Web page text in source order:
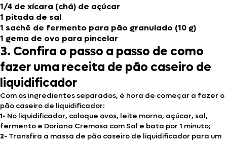
1/4 de xícara (chá) de açúcar
1 pitada de sal
1 sachê de fermento para pão granulado (10 g)
1 gema de ovo para pincelar
3. Confira o passo a passo de como
fazer uma receita de pão caseiro de
liquidificador
Com os ingredientes separados, é hora de começar a fazer o
pão caseiro de liquidificador:
1- No liquidificador, coloque ovos, leite morno, açúcar, sal,
fermento e Doriana Cremosa com Sal e bata por 1 minuto;
2- Transfira a massa de pão caseiro de liquidificador para um